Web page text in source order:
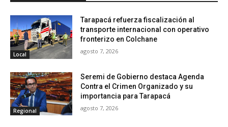
Local
Tarapacá refuerza fiscalización al
transporte internacional con operativo
fronterizo en Colchane
agosto 7, 2026
Regional
Seremi de Gobierno destaca Agenda
Contra el Crimen Organizado y su
importancia para Tarapacá
agosto 7, 2026